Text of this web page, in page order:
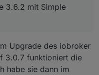
3.6.2 mit Simple
Upgrade des iobroker
3.0.7 funktioniert die
habe sie dann im